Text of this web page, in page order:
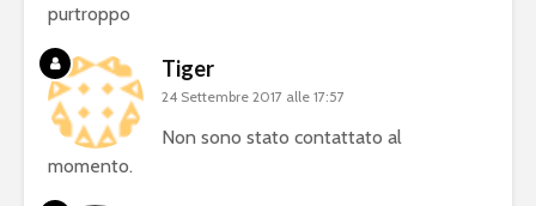
purtroppo
Tiger
24 Settembre 2017 alle 17:57
Non sono stato contattato al
momento.